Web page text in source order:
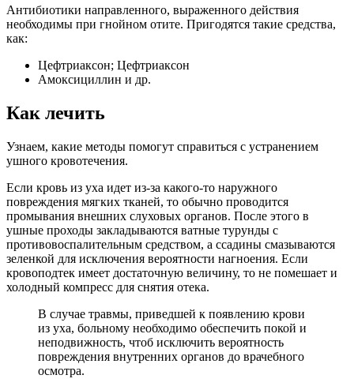
Антибиотики направленного, выраженного действия
необходимы при гнойном отите. Пригодятся такие средства,
как:
Цефтриаксон; Цефтриаксон
Амоксициллин и др.
Как лечить
Узнаем, какие методы помогут справиться с устранением
ушного кровотечения.
Если кровь из уха идет из-за какого-то наружного
повреждения мягких тканей, то обычно проводится
промывания внешних слуховых органов. После этого в
ушные проходы закладываются ватные турунды с
противовоспалительным средством, а ссадины смазываются
зеленкой для исключения вероятности нагноения. Если
кровоподтек имеет достаточную величину, то не помешает и
холодный компресс для снятия отека.
В случае травмы, приведшей к появлению крови
из уха, больному необходимо обеспечить покой и
неподвижность, чтоб исключить вероятность
повреждения внутренних органов до врачебного
осмотра.